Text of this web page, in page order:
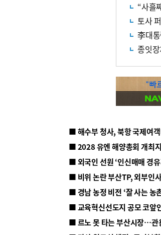
“사흘
토사
李대
종잇
■ 해수부 청사, 북항 국제여
■ 2028 유엔 해양총회 개최
■ 외국인 선원 ‘인신매매 경
■ 비위 논란 부산TP, 외부인
■ 르노 못 타는 부산시장…관